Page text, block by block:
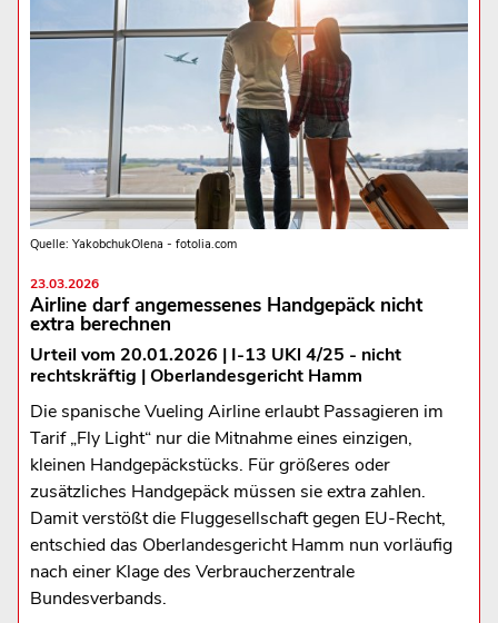
Quelle: YakobchukOlena - fotolia.com
23.03.2026
Airline darf angemessenes Handgepäck nicht
extra berechnen
Urteil vom 20.01.2026 | I-13 UKl 4/25 - nicht
rechtskräftig | Oberlandesgericht Hamm
Die spanische Vueling Airline erlaubt Passagieren im
Tarif „Fly Light“ nur die Mitnahme eines einzigen,
kleinen Handgepäckstücks. Für größeres oder
zusätzliches Handgepäck müssen sie extra zahlen.
Damit verstößt die Fluggesellschaft gegen EU-Recht,
entschied das Oberlandesgericht Hamm nun vorläufig
nach einer Klage des Verbraucherzentrale
Bundesverbands.